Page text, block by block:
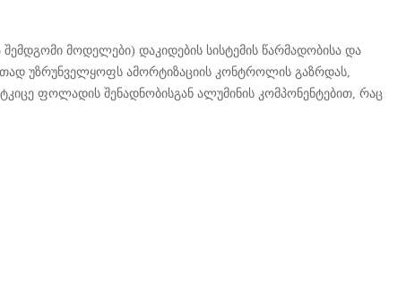
მოდელები) დაკიდების სისტემის წარმადობისა და
უზრუნველყოფს ამორტიზაციის კონტროლის გაზრდას,
ფოლადის შენადნობისგან ალუმინის კომპონენტებით, რაც